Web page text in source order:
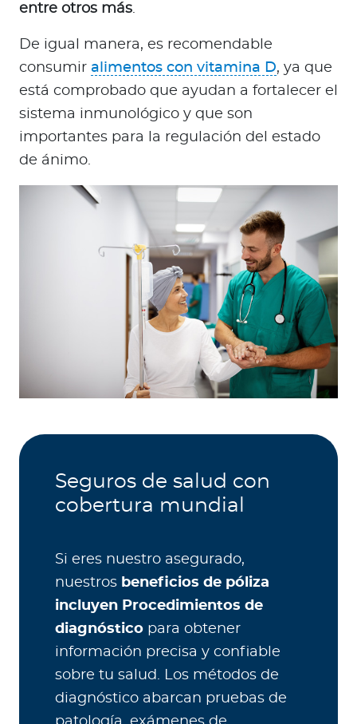
entre otros más.
De igual manera, es recomendable
consumir alimentos con vitamina D, ya que
está comprobado que ayudan a fortalecer el
sistema inmunológico y que son
importantes para la regulación del estado
de ánimo.
Seguros de salud con
cobertura mundial
Si eres nuestro asegurado,
nuestros beneficios de póliza
incluyen Procedimientos de
diagnóstico para obtener
información precisa y confiable
sobre tu salud. Los métodos de
diagnóstico abarcan pruebas de